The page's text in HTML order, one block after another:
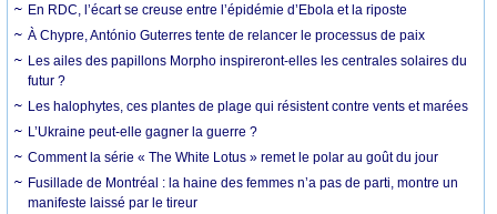
En RDC, l’écart se creuse entre l’épidémie d’Ebola et la riposte
À Chypre, António Guterres tente de relancer le processus de paix
Les ailes des papillons Morpho inspireront-elles les centrales solaires du
futur ?
Les halophytes, ces plantes de plage qui résistent contre vents et marées
L’Ukraine peut-elle gagner la guerre ?
Comment la série « The White Lotus » remet le polar au goût du jour
Fusillade de Montréal : la haine des femmes n’a pas de parti, montre un
manifeste laissé par le tireur